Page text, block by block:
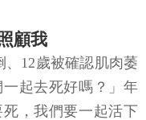
顧我
12歲被確認肌肉萎
起去死好嗎？」年
，我們要一起活下